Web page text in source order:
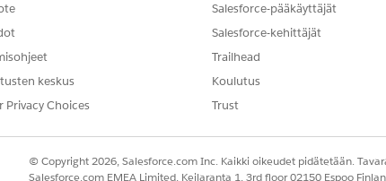
Käyttöoikeusjoukkojen
JA
Määritysten ja
kenttäänKäyttäjätja valitseKäyttäjät.
kohdistukset -viiteluettelosta Muokkaa kohdistuksia.
keskus
Privacy Choices
Salesforce-pääkäyttäjät
Salesforce-kehittäjät
Trailhead
Koulutus
Trust
© Copyright 2026, Salesforce.com Inc. Kaikki oikeudet pidätetään.
Salesforce.com EMEA Limited, Keilaranta 1, 3rd floor 02150 Espoo